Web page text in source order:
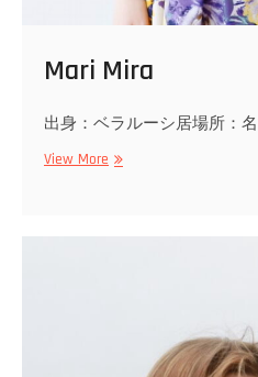
Mari Mira
出身：ベラルーシ居場所：
View More Mari